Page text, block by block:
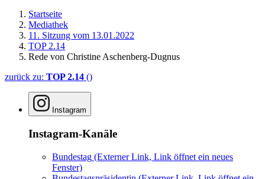
Startseite
Mediathek
11. Sitzung vom 13.01.2022
TOP 2.14
Rede von Christine Aschenberg-Dugnus
zurück zu: TOP 2.14 ()
Instagram
Instagram-Kanäle
Bundestag (Externer Link, Link öffnet ein neues
Fenster)